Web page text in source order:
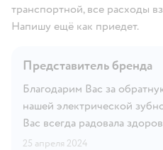
транспортной, все расходы
Напишу ещё как приедет.
Представитель бренда
Благодарим Вас за
нашей электрической
Вас всегда радовала
25 апреля 2024